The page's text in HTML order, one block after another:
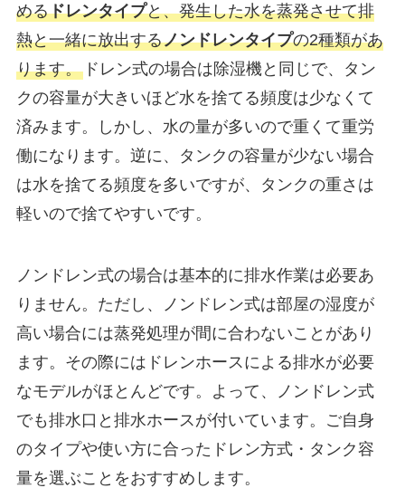
めるドレンタイプと、発生した水を蒸発させて排
熱と一緒に放出するノンドレンタイプの2種類があ
ります。ドレン式の場合は除湿機と同じで、タン
クの容量が大きいほど水を捨てる頻度は少なくて
済みます。しかし、水の量が多いので重くて重労
働になります。逆に、タンクの容量が少ない場合
は水を捨てる頻度を多いですが、タンクの重さは
軽いので捨てやすいです。
ノンドレン式の場合は基本的に排水作業は必要あ
りません。ただし、ノンドレン式は部屋の湿度が
高い場合には蒸発処理が間に合わないことがあり
ます。その際にはドレンホースによる排水が必要
なモデルがほとんどです。よって、ノンドレン式
でも排水口と排水ホースが付いています。ご自身
のタイプや使い方に合ったドレン方式・タンク容
量を選ぶことをおすすめします。